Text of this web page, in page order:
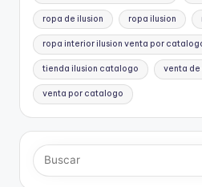
ropa de ilusion ropa ilusion
ropa interior ilusion venta por
tienda ilusion catalogo venta
venta por catalogo